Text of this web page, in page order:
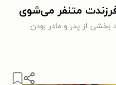
متنفر می‌شوی
بخشی از پدر و مادر بودن